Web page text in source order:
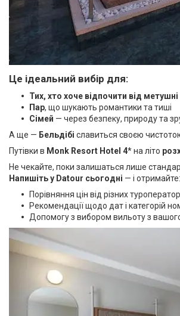
Це ідеальний вибір для:
Тих, хто хоче відпочити від метушні
Пар, що шукають романтики та тиші
Сімей — через безпеку, природу та
А ще — Бельдібі славиться своєю
Путівки в Monk Resort Hotel 4* на літо
Не чекайте, поки залишаться лише
Напишіть у Datour сьогодні — і отримайте:
Порівняння цін від різних
Рекомендації щодо дат і категорій
Допомогу з вибором вильоту з